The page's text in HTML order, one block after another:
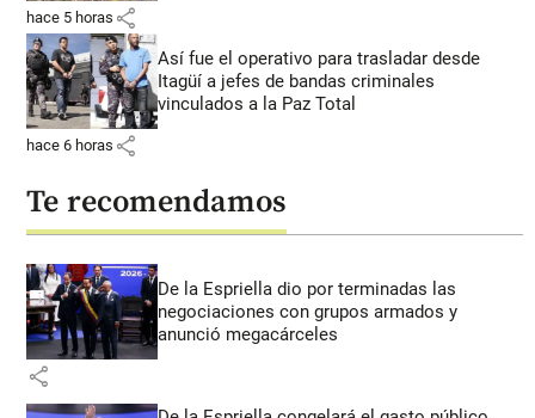
hace 5 horas share
Así fue el operativo para trasladar desde
Itagüí a jefes de bandas criminales
vinculados a la Paz Total
hace 6 horas share
Te recomendamos
De la Espriella dio por terminadas las
negociaciones con grupos armados y
anunció megacárceles
share